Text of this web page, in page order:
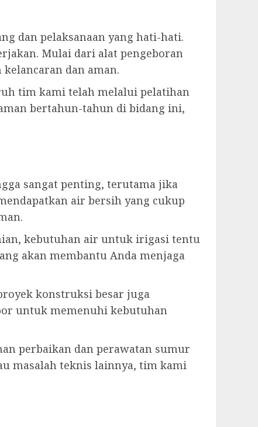
dan pelaksanaan yang hati-hati.
Mulai dari alat pengeboran
dan aman.
tim kami telah melalui pelatihan
bertahun-tahun di bidang ini,
sangat penting, terutama jika
air bersih yang cukup
kebutuhan air untuk irigasi tentu
akan membantu Anda menjaga
konstruksi besar juga
untuk memenuhi kebutuhan
perbaikan dan perawatan sumur
masalah teknis lainnya, tim kami